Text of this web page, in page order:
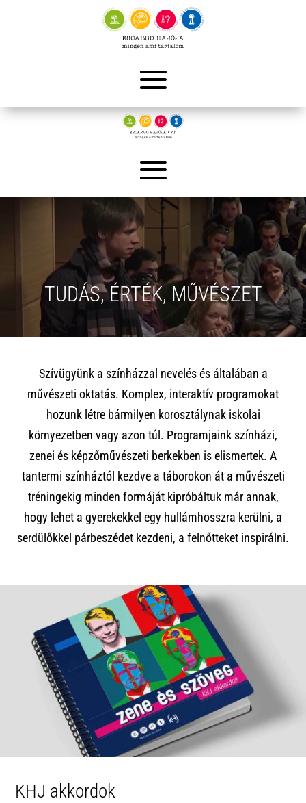
TUDÁS, ÉRTÉK, MŰVÉSZET
Szívügyünk a színházzal nevelés és általában a
művészeti oktatás. Komplex, interaktív programokat
hozunk létre bármilyen korosztálynak iskolai
környezetben vagy azon túl. Programjaink színházi,
zenei és képzőművészeti berkekben is elismertek. A
tantermi színháztól kezdve a táborokon át a művészeti
tréningekig minden formáját kipróbáltuk már annak,
hogy lehet a gyerekekkel egy hullámhosszra kerülni, a
serdülőkkel párbeszédet kezdeni, a felnőtteket inspirálni.
KHJ akkordok